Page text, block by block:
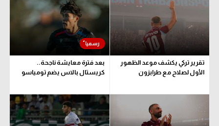
تقرير تركي يكشف موعد الظهور
الأول لصلاح مع طرابزون
بعد فترة معايشة ناجحة..
كريستال بالاس يضم تومياسو